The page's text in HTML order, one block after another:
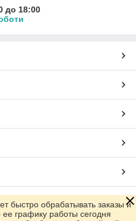
до 18:00
Prom.ua
быстро обрабатывать заказы и
графику работы сегодня